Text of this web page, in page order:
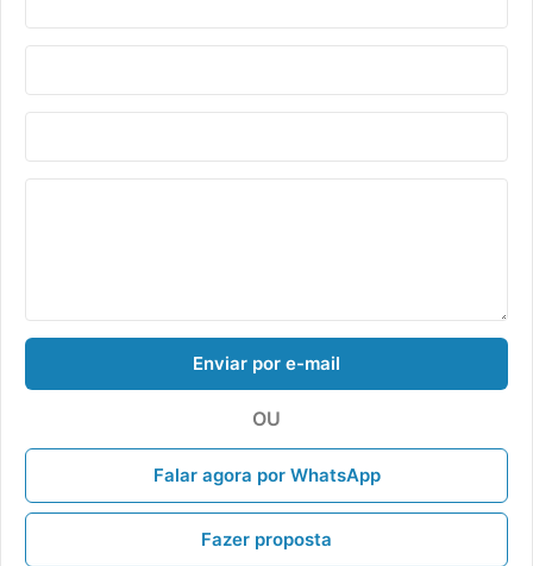
Enviar por e-mail
OU
Falar agora por WhatsApp
Fazer proposta